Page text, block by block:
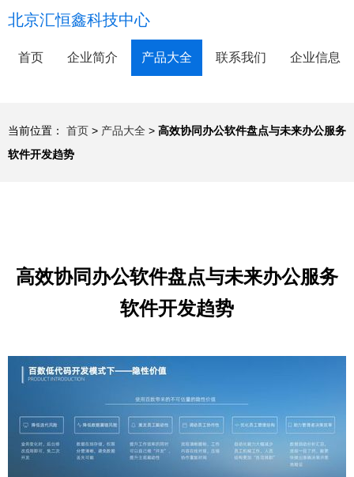
北京汇恒鑫科技中心
首页 企业简介 产品大全 联系我们 企业信息
当前位置： 首页 > 产品大全 > 高效协同办公软件盘点与未来办公服务
软件开发趋势
高效协同办公软件盘点与未来办公服务
软件开发趋势